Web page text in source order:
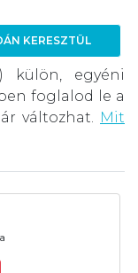
KERESZTÜL
külön, egyéni
foglalod le a
változhat. Mit